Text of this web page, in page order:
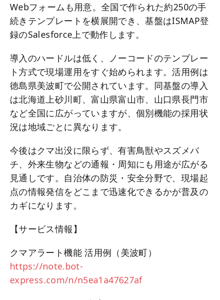
Webフォームも用意。全国で作られた約250の手
続きテンプレートを横展開でき、基盤はISMAP登
録のSalesforce上で動作します。
導入のハードルは低く、ノーコードのテンプレー
ト方式で現場運用をすぐ始められます。活用例は
徳島県美波町で公開されています。同基盤の導入
は北海道上砂川町、富山県富山市、山口県長門市
など全国に広がっていますが、個別機能の採用状
況は地域ごとに異なります。
今後はクマ出没に限らず、有害鳥獣やスズメバ
チ、外来生物などの通報・周知にも用途が広がる
見通しです。自治体の防災・安全分野で、現場起
点の情報発信をどこまで迅速化できるかが普及の
カギになります。
【サービス情報】
クマアラート機能 活用例（美波町）
https://note.bot-
express.com/n/n5ea1a47627af